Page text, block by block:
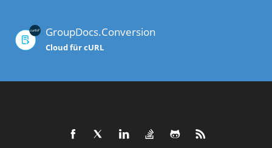
GroupDocs.Conversion
Cloud für cURL